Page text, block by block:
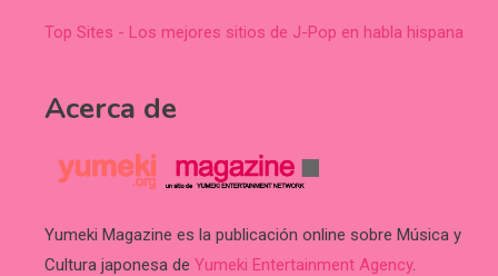
Top Sites - Los mejores sitios de J-Pop en habla hispana
Acerca de
Yumeki Magazine es la publicación online sobre Música y
Cultura japonesa de Yumeki Entertainment Agency.